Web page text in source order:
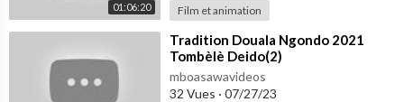
01:06:20 Film et animation
⁣Tradition Douala Ngondo 2021
Tombèlè Deido(2)
mboasawavideos
32 Vues · 07/27/23